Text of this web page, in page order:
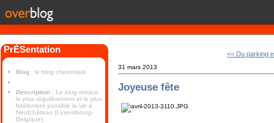
PrÉSentation
Blog : le blog chestrolais
Description : Le blog retrace
le plus régulièrement et le plus
fidèlement possible la vie à
Neufchâteau (Luxembourg-
Belgique).
<< Du parking
31 mars 2013
Joyeuse fête